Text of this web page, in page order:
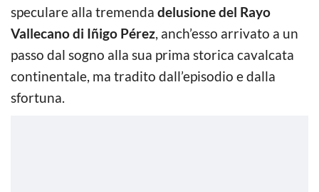
speculare alla tremenda delusione del Rayo
Vallecano di Iñigo Pérez, anch’esso arrivato a un
passo dal sogno alla sua prima storica cavalcata
continentale, ma tradito dall’episodio e dalla
sfortuna.